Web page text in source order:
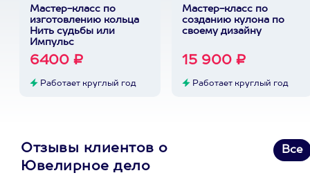
Мастер-класс по
изготовлению кольца
Нить судьбы или
Импульс
6400 ₽
Работает круглый год
Мастер-класс по
созданию кулона по
своему дизайну
15 900 ₽
Работает круглый год
Отзывы клиентов о
Ювелирное дело
Все